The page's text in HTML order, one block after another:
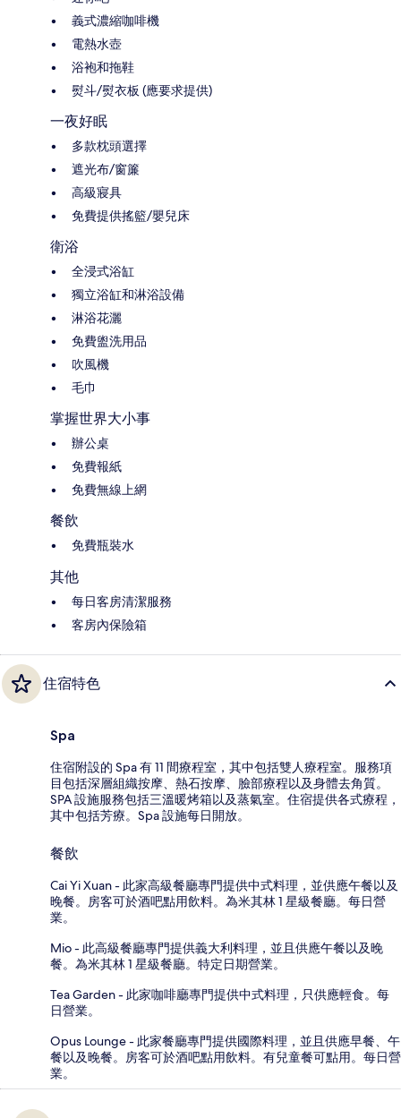
義式濃縮咖啡機
電熱水壺
浴袍和拖鞋
熨斗/熨衣板 (應要求提供)
一夜好眠
多款枕頭選擇
遮光布/窗簾
高級寢具
免費提供搖籃/嬰兒床
衛浴
全浸式浴缸
獨立浴缸和淋浴設備
淋浴花灑
免費盥洗用品
吹風機
毛巾
掌握世界大小事
辦公桌
免費報紙
免費無線上網
餐飲
免費瓶裝水
其他
每日客房清潔服務
客房內保險箱
住宿特色
Spa
住宿附設的 Spa 有 11 間療程室，其中包括雙人療程室。服務項
目包括深層組織按摩、熱石按摩、臉部療程以及身體去角質。
SPA 設施服務包括三溫暖烤箱以及蒸氣室。住宿提供各式療程，
其中包括芳療。Spa 設施每日開放。
餐飲
Cai Yi Xuan - 此家高級餐廳專門提供中式料理，並供應午餐以及
晚餐。房客可於酒吧點用飲料。為米其林 1 星級餐廳。每日營
業。
Mio - 此高級餐廳專門提供義大利料理，並且供應午餐以及晚
餐。為米其林 1 星級餐廳。特定日期營業。
Tea Garden - 此家咖啡廳專門提供中式料理，只供應輕食。每
日營業。
Opus Lounge - 此家餐廳專門提供國際料理，並且供應早餐、午
餐以及晚餐。房客可於酒吧點用飲料。有兒童餐可點用。每日營
業。